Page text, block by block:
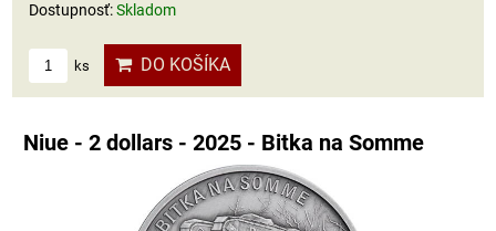
Dostupnosť:Skladom
ks DO KOŠÍKA
Niue - 2 dollars - 2025 - Bitka na Somme